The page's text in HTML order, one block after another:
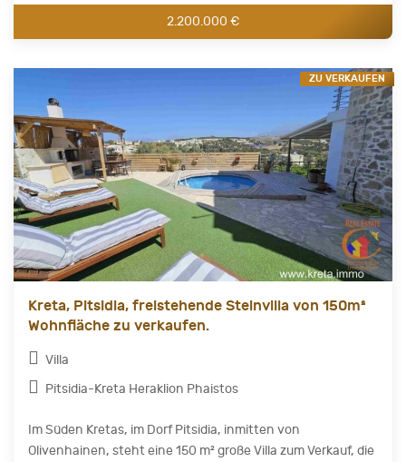
2.200.000 €
Kreta, Pitsidia, freistehende Steinvilla von 150m²
Wohnfläche zu verkaufen.
Villa
Pitsidia-Kreta Heraklion Phaistos
Im Süden Kretas, im Dorf Pitsidia, inmitten von
Olivenhainen, steht eine 150 m² große Villa zum Verkauf, die
ZU VERKAUFEN